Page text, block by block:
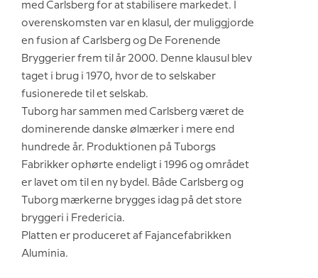
med Carlsberg for at stabilisere markedet. I
overenskomsten var en klasul, der muliggjorde
en fusion af Carlsberg og De Forenende
Bryggerier frem til år 2000. Denne klausul blev
taget i brug i 1970, hvor de to selskaber
fusionerede til et selskab.
Tuborg har sammen med Carlsberg været de
dominerende danske ølmærker i mere end
hundrede år. Produktionen på Tuborgs
Fabrikker ophørte endeligt i 1996 og området
er lavet om til en ny bydel. Både Carlsberg og
Tuborg mærkerne brygges idag på det store
bryggeri i Fredericia.
Platten er produceret af Fajancefabrikken
Aluminia.